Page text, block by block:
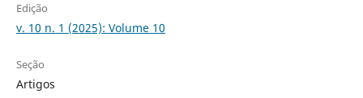
Edição
v. 10 n. 1 (2025): Volume 10
Seção
Artigos